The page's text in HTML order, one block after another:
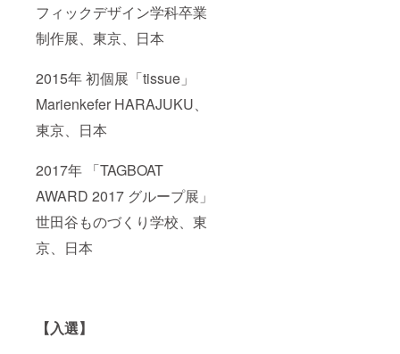
フィックデザイン学科卒業
制作展、東京、日本
2015年 初個展「tissue」
Marienkefer HARAJUKU、
東京、日本
2017年 「TAGBOAT
AWARD 2017 グループ展」
世田谷ものづくり学校、東
京、日本
【入選】